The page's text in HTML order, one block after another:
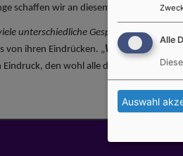
schaffen wir an diesem Abend. Immer
unterschiedliche Gespräche geführt
von ihren Eindrücken. „Wir brauchen
Eindruck, den wohl alle der Besucher
Alle
Auswahl